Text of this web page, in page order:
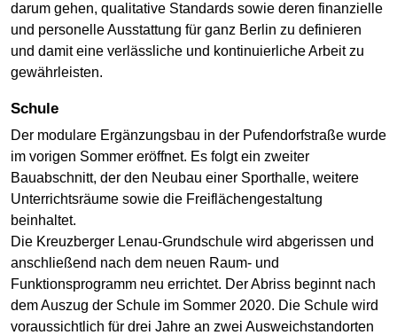
darum gehen, qualitative Standards sowie deren finanzielle
und personelle Ausstattung für ganz Berlin zu definieren
und damit eine verlässliche und kontinuierliche Arbeit zu
gewährleisten.
Schule
Der modulare Ergänzungsbau in der Pufendorfstraße wurde
im vorigen Sommer eröffnet. Es folgt ein zweiter
Bauabschnitt, der den Neubau einer Sporthalle, weitere
Unterrichtsräume sowie die Freiflächengestaltung
beinhaltet.
Die Kreuzberger Lenau-Grundschule wird abgerissen und
anschließend nach dem neuen Raum- und
Funktionsprogramm neu errichtet. Der Abriss beginnt nach
dem Auszug der Schule im Sommer 2020. Die Schule wird
voraussichtlich für drei Jahre an zwei Ausweichstandorten